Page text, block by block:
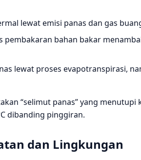
lewat emisi panas dan gas
pembakaran bahan bakar
lewat proses evapotranspirasi,
“selimut panas” yang menutupi
dibanding pinggiran.
dan Lingkungan